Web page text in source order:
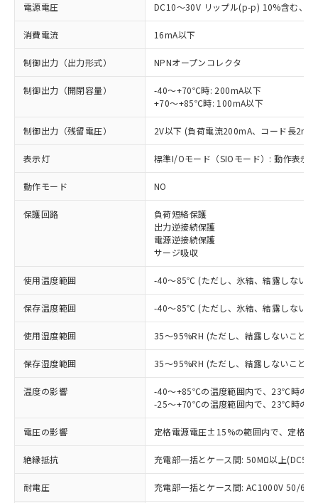
電源電圧 DC10～30V リップル(p-p) 10%含む、
消費電流 16mA以下
制御出力（出力形式） NPNオープンコレクタ
制御出力（開閉容量）
-40～+70℃時: 200mA以下
+70～+85℃時: 100mA以下
制御出力（残留電圧） 2V以下 (負荷電流200mA、コード長2m
表示灯 標準I/Oモード（SIOモード）: 動作表示
動作モード NO
保護回路
負荷短絡保護
出力逆接続保護
電源逆接続保護
サージ吸収
使用温度範囲 -40～85℃ (ただし、氷結、結露しないこ
保存温度範囲 -40～85℃ (ただし、氷結、結露しないこ
使用湿度範囲 35～95%RH (ただし、結露しないこと)
保存湿度範囲 35～95%RH (ただし、結露しないこと)
温度の影響
-40～+85℃の温度範囲内で、23℃時の
-25～+70℃の温度範囲内で、23℃時の
電圧の影響 定格電源電圧±15%の範囲内で、定格
絶縁抵抗 充電部一括とケース間: 50MΩ以上
耐電圧 充電部一括とケース間: AC1000V 50/
ご利用条件
ご利用ください。
本サービスは、当社制御機器事業取扱
商品の当社在庫状況および標準価格
(税抜)を提供させていただくもので
当社制御機器事業取扱商品の中には、
本サービスの対象外となる商品もある
ことをご了承ください。
在庫状況および標準価格照会結果は、
記載している更新日時点での社内デー
対応済み：EU RoHS指令（10物質）の
非含有に対応した製品が提供可能な商品で
有に対応した製品に切り替える予定のある
商品です。
対応予定なし：EU RoHS指令（10物質）の
非含有に非対応の商品で、対応品を出す予
調査・確認中：EU RoHS指令（10物質）の
非含有の対応状況を調査中または確認中の
商品です。
非該当品：ライセンス料など無形物で、有
害物質有無と関係のない商品です。
仕入先様の事情により、非含有部品として
いたものが、含有品と判明した場合などや
むを得ず変更することがあります。
※1 中国RoHS○×表
「○」：最大均質材料含有率が中国RoHSの
基準値以下であることを示します。
「×」：最大均質材料含有率が中国RoHSの
基準値を超えていることを示します。
「－」：未確認です。当社販売部門へお問
当社は、これら貴社製品のうち、外国
為替および外国貿易法に定める商品
（以下｢規制貨物等」という）を輸出
または国外への提供する場合は、日本